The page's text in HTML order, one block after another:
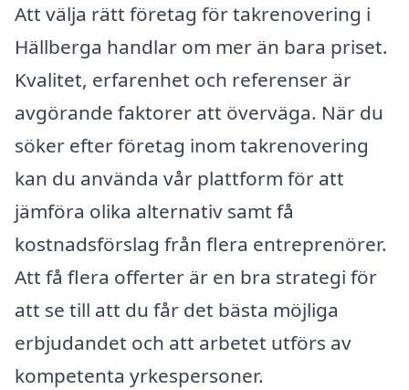
Att välja rätt företag för takrenovering i
Hällberga handlar om mer än bara priset.
Kvalitet, erfarenhet och referenser är
avgörande faktorer att överväga. När du
söker efter företag inom takrenovering
kan du använda vår plattform för att
jämföra olika alternativ samt få
kostnadsförslag från flera entreprenörer.
Att få flera offerter är en bra strategi för
att se till att du får det bästa möjliga
erbjudandet och att arbetet utförs av
kompetenta yrkespersoner.